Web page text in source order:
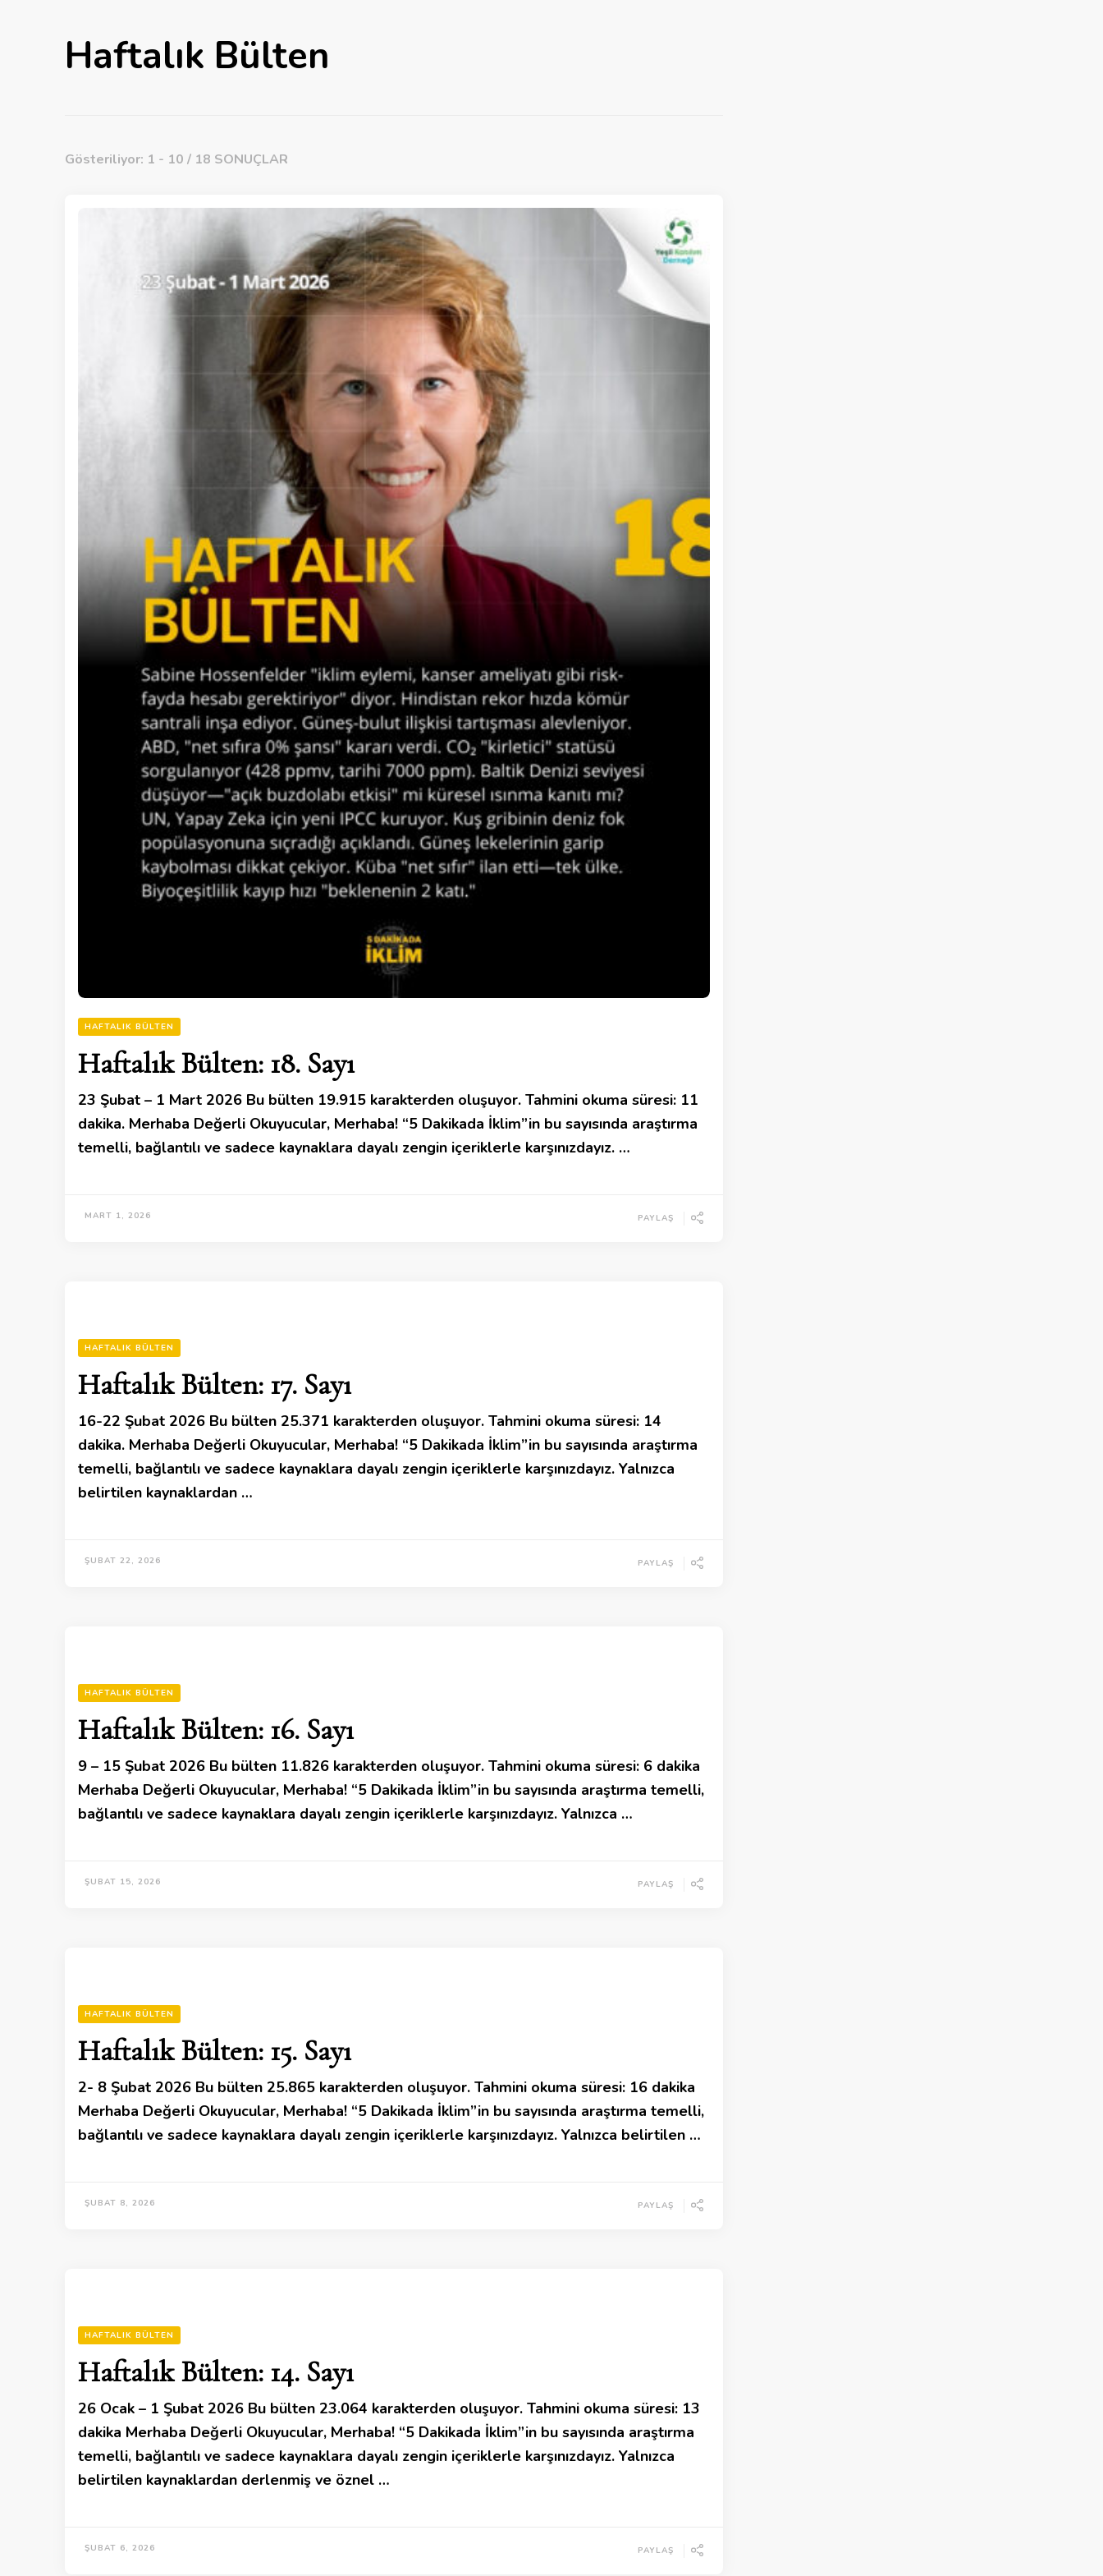
Haftalık Bülten
Gösteriliyor: 1 - 10 / 18 SONUÇLAR
HAFTALIK BÜLTEN
Haftalık Bülten: 18. Sayı
23 Şubat – 1 Mart 2026 Bu bülten 19.915 karakterden oluşuyor. Tahmini okuma süresi: 11
dakika. Merhaba Değerli Okuyucular, Merhaba! “5 Dakikada İklim”in bu sayısında araştırma
temelli, bağlantılı ve sadece kaynaklara dayalı zengin içeriklerle karşınızdayız. …
MART 1, 2026 PAYLAŞ
HAFTALIK BÜLTEN
Haftalık Bülten: 17. Sayı
16-22 Şubat 2026 Bu bülten 25.371 karakterden oluşuyor. Tahmini okuma süresi: 14
dakika. Merhaba Değerli Okuyucular, Merhaba! “5 Dakikada İklim”in bu sayısında araştırma
temelli, bağlantılı ve sadece kaynaklara dayalı zengin içeriklerle karşınızdayız. Yalnızca
belirtilen kaynaklardan …
ŞUBAT 22, 2026 PAYLAŞ
HAFTALIK BÜLTEN
Haftalık Bülten: 16. Sayı
9 – 15 Şubat 2026 Bu bülten 11.826 karakterden oluşuyor. Tahmini okuma süresi: 6 dakika
Merhaba Değerli Okuyucular, Merhaba! “5 Dakikada İklim”in bu sayısında araştırma temelli,
bağlantılı ve sadece kaynaklara dayalı zengin içeriklerle karşınızdayız. Yalnızca …
ŞUBAT 15, 2026 PAYLAŞ
HAFTALIK BÜLTEN
Haftalık Bülten: 15. Sayı
2- 8 Şubat 2026 Bu bülten 25.865 karakterden oluşuyor. Tahmini okuma süresi: 16 dakika
Merhaba Değerli Okuyucular, Merhaba! “5 Dakikada İklim”in bu sayısında araştırma temelli,
bağlantılı ve sadece kaynaklara dayalı zengin içeriklerle karşınızdayız. Yalnızca belirtilen …
ŞUBAT 8, 2026 PAYLAŞ
HAFTALIK BÜLTEN
Haftalık Bülten: 14. Sayı
26 Ocak – 1 Şubat 2026 Bu bülten 23.064 karakterden oluşuyor. Tahmini okuma süresi: 13
dakika Merhaba Değerli Okuyucular, Merhaba! “5 Dakikada İklim”in bu sayısında araştırma
temelli, bağlantılı ve sadece kaynaklara dayalı zengin içeriklerle karşınızdayız. Yalnızca
belirtilen kaynaklardan derlenmiş ve öznel …
ŞUBAT 6, 2026 PAYLAŞ